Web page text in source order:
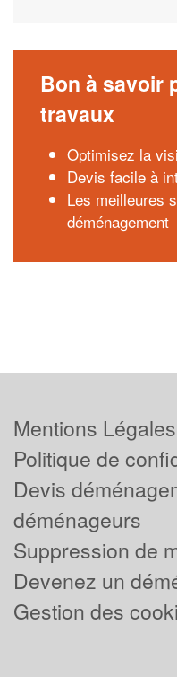
Bon à savoir
travaux
Optimisez la
Devis facile à
Les meilleures
déménagement
Mentions Légales
Politique de
Devis
déménageurs
Suppression de
Devenez un
Gestion des